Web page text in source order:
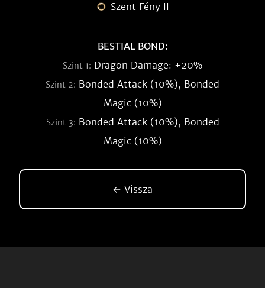
Szent Fény II
BESTIAL BOND:
Szint 1: Dragon Damage: +20%
Szint 2: Bonded Attack (10%), Bonded
Magic (10%)
Szint 3: Bonded Attack (10%), Bonded
Magic (10%)
← Vissza